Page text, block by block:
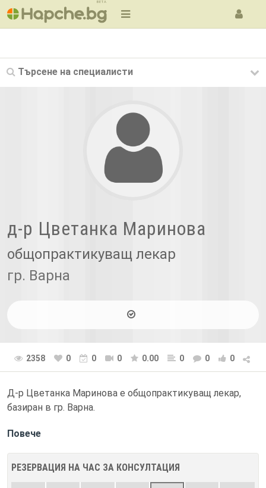
BETA
Търсене на специалисти
д-р Цветанка Маринова
общопрактикуващ лекар
гр. Варна
2358 0 0 0 0.00 0 0 0
Д-р Цветанка Маринова е общопрактикуващ лекар,
базиран в гр. Варна.
Повече
РЕЗЕРВАЦИЯ НА ЧАС ЗА КОНСУЛТАЦИЯ